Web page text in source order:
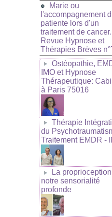
Marie ou
l'accompagnement
patiente lors d'un
traitement de cancer.
Revue Hypnose et
Thérapies Brèves
Ostéopathie,
IMO et Hypnose
Thérapeutique:
à Paris 75016
Thérapie
du
Traitement EMDR -
La
notre sensorialité
profonde